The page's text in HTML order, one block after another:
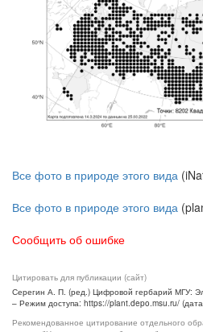
Все фото в природе этого вида
Все фото в природе этого вида
Сообщить об ошибке
Цитировать для публикации (сайт)
Серегин А. П. (ред.) Цифровой гербарий МГУ:
– Режим доступа: https://plant.depo.msu.ru/
Рекомендованное цитирование отдельного